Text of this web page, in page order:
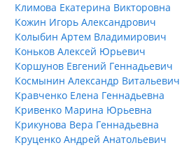
Климова Екатерина Викторовна
Кожин Игорь Александрович
Колыбин Артем Владимирович
Коньков Алексей Юрьевич
Коршунов Евгений Геннадьевич
Космынин Александр Витальевич
Кравченко Елена Геннадьевна
Кривенко Марина Юрьевна
Крикунова Вера Геннадьевна
Круценко Андрей Анатольевич